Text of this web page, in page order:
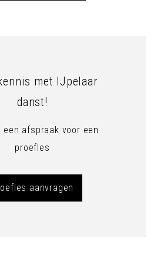
met IJpelaar
danst!
een afspraak voor een
proefles
aanvragen